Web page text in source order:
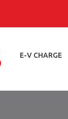
E-V CHARGE